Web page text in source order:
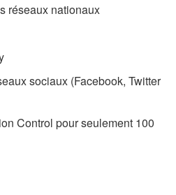
réseaux nationaux
sociaux (Facebook, Twitter
Control pour seulement 100